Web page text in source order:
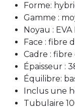
Forme:
Gamme :
Noyau : EVA
Face : fibre
Cadre :
Épaisseur :
Équilibre:
Inclus une
Tubulaire